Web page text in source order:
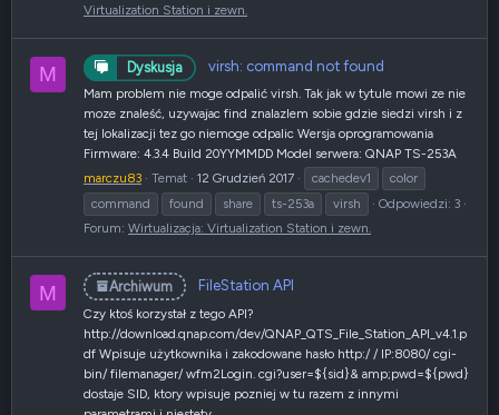
Virtualization Station i zewn.
M Dyskusja virsh: command not found
Mam problem nie moge odpalić virsh. Tak jak w tytule mowi ze nie
moze znaleść, uzywajac find znalazlem sobie gdzie siedzi virsh i z
tej lokalizacji tez go niemoge odpalic Wersja oprogramowania
Firmware: 4.3.4 Build 20YYMMDD Model serwera: QNAP TS-253A
marczu83
Temat 12 Grudzień 2017 cachedev1
color
command
found share ts-253a virsh
Odpowiedzi: 3
Forum: Wirtualizacja: Virtualization Station i zewn.
M Archiwum FileStation API
Czy ktoś korzystał z tego API?
http://download.qnap.com/dev/QNAP_QTS_File_Station_API_v4.1.p
df Wpisuje użytkownika i zakodowane hasło http:/ / IP:8080/ cgi-
bin/ filemanager/ wfm2Login. cgi?user=${sid}& amp;pwd=${pwd}
dostaje SID, ktory wpisuje pozniej w tu razem z innymi